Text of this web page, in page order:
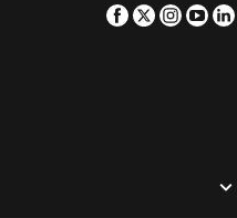
Facebook
Twitter